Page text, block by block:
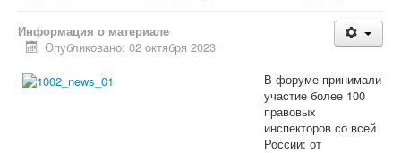
Информация о материале
Опубликовано: 02 октября 2023
В форуме принимали
участие более 100
правовых
инспекторов со всей
России: от